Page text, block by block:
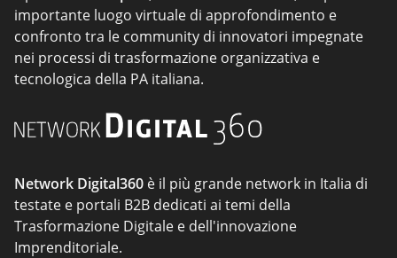
importante luogo virtuale di approfondimento e
confronto tra le community di innovatori impegnate
nei processi di trasformazione organizzativa e
tecnologica della PA italiana.
Network Digital360 è il più grande network in Italia di
testate e portali B2B dedicati ai temi della
Trasformazione Digitale e dell'innovazione
Imprenditoriale.